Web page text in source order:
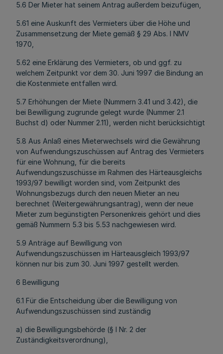
5.6 Der Mieter hat seinem Antrag außerdem beizufügen,
5.61 eine Auskunft des Vermieters über die Höhe und
Zusammensetzung der Miete gemäß § 29 Abs. l NMV
1970,
5.62 eine Erklärung des Vermieters, ob und ggf. zu
welchem Zeitpunkt vor dem 30. Juni 1997 die Bindung an
die Kostenmiete entfallen wird.
5.7 Erhöhungen der Miete (Nummern 3.41 und 3.42), die
bei Bewilligung zugrunde gelegt wurde (Nummer 2.1
Buchst d) oder Nummer 2.11), werden nicht berücksichtigt
5.8 Aus Anlaß eines Mieterwechsels wird die Gewährung
von Aufwendungszuschüssen auf Antrag des Vermieters
für eine Wohnung, für die bereits
Aufwendungszuschüsse im Rahmen des Härteausgleichs
1993/97 bewilligt worden sind, vom Zeitpunkt des
Wohnungsbezugs durch den neuen Mieter an neu
berechnet (Weitergewährungsantrag), wenn der neue
Mieter zum begünstigten Personenkreis gehört und dies
gemäß Nummern 5.3 bis 5.53 nachgewiesen wird.
5.9 Anträge auf Bewilligung von
Aufwendungszuschüssen im Härteausgleich 1993/97
können nur bis zum 30. Juni 1997 gestellt werden.
6 Bewilligung
6.1 Für die Entscheidung über die Bewilligung von
Aufwendungszuschüssen sind zuständig
a) die Bewilligungsbehörde (§ l Nr. 2 der
Zuständigkeitsverordnung),